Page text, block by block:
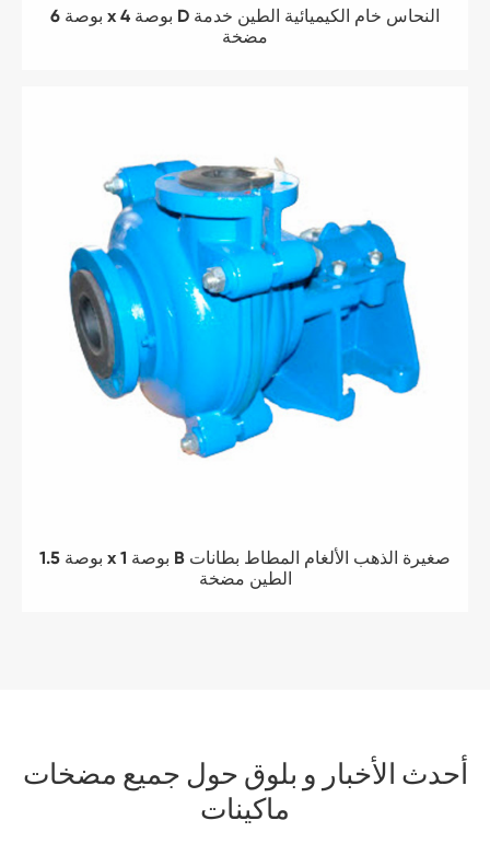
6 بوصة x 4 بوصة D النحاس خام الكيميائية الطين خدمة
مضخة
1.5 بوصة x 1 بوصة B صغيرة الذهب الألغام المطاط بطانات
الطين مضخة
أحدث الأخبار و بلوق حول جميع مضخات
ماكينات